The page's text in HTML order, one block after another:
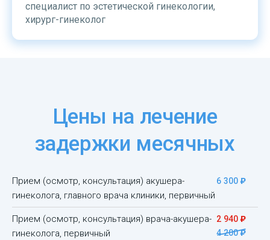
специалист по эстетической гинекологии,
хирург-гинеколог
Цены на лечение
задержки месячных
Прием (осмотр, консультация) акушера-
гинеколога, главного врача клиники, первичный
6 300)
Прием (осмотр, консультация) врача-акушера-
гинеколога, первичный
2 940)
4 200)